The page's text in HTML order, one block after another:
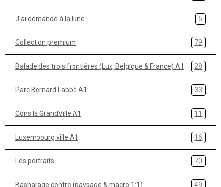
J'ai demandé à la lune ..... 5
Collection premium 79
Balade des trois frontières (Lux, Belgique & France) A1 28
Parc Bernard Labbé A1 33
Cons la GrandVille A1 11
Luxembourg ville A1 16
Les portraits 70
Basharage centre (paysage & macro 1:1) 49